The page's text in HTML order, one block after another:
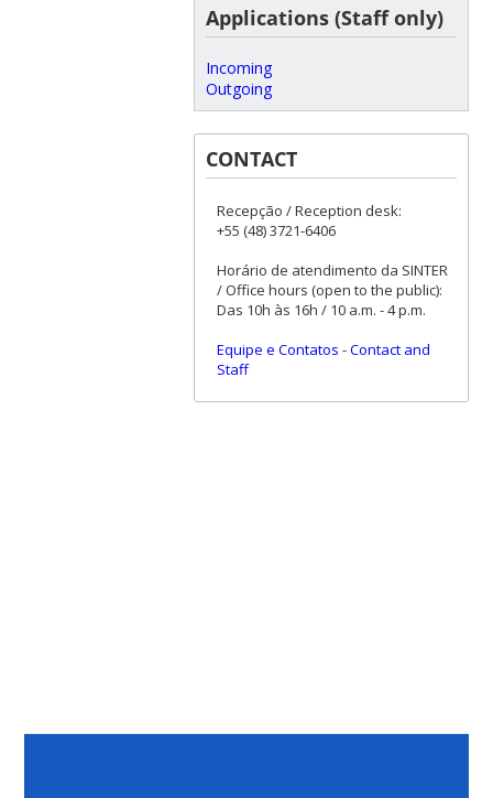
Applications (Staff only)
Incoming
Outgoing
CONTACT
Recepção / Reception desk:
+55 (48) 3721-6406
Horário de atendimento da SINTER
/ Office hours (open to the public):
Das 10h às 16h / 10 a.m. - 4 p.m.
Equipe e Contatos -Contact and
Staff